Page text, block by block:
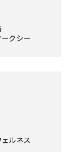
クシー
ルネス